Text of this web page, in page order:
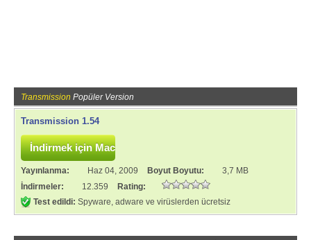
Transmission Popüler Version
Transmission 1.54
Yayınlanma: Haz 04, 2009 Boyut Boyutu:
3,7 MB
İndirmeler:
12.359
Rating:
Test edildi: Spyware, adware ve virüslerden ücretsiz